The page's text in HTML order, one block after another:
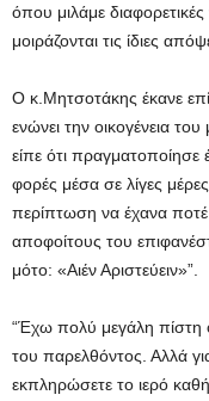
όπου μιλάμε
μοιράζονται τις ίδιες
Ο κ.Μητσοτάκης έκανε
ενώνει την οικογένεια
είπε ότι πραγματοποίησε
φορές μέσα σε λίγες
περίπτωση να έχανα ποτέ
αποφοίτους του
μότο: «Αιέν Αριστεύειν»”.
“Έχω πολύ μεγάλη πίστη
του παρελθόντος. Αλλά
εκπληρώσετε το ιερό